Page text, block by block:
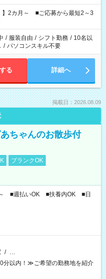
備がしたい」 「できれば残業はし
さいね。 ※Wワーク希望
る勤務時間と、もう1つのお仕事
を超える場合は応募できません。
】2カ月～ ■ご応募から最短2～3
/ 服装自由 / シフト勤務 / 10名以
/ パソコンスキル不要
る 詳細へ
掲載日：2026.08.09
ちゃんのお散歩付
ブランクOK
～ ■週払いOK ■扶養内OK ■日
/ …
分以内！≫ご希望の勤務地を紹介